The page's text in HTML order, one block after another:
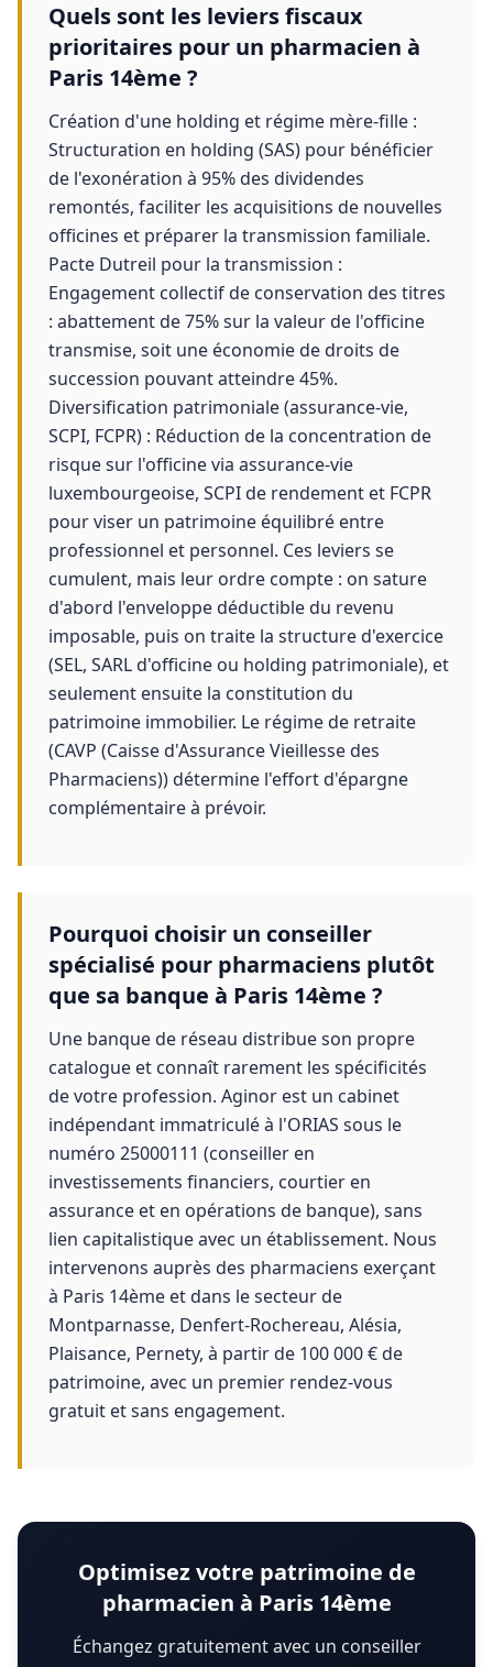
Quels sont les leviers fiscaux
prioritaires pour un pharmacien à
Paris 14ème ?
Création d'une holding et régime mère-fille :
Structuration en holding (SAS) pour bénéficier
de l'exonération à 95% des dividendes
remontés, faciliter les acquisitions de nouvelles
officines et préparer la transmission familiale.
Pacte Dutreil pour la transmission :
Engagement collectif de conservation des titres
: abattement de 75% sur la valeur de l'officine
transmise, soit une économie de droits de
succession pouvant atteindre 45%.
Diversification patrimoniale (assurance-vie,
SCPI, FCPR) : Réduction de la concentration de
risque sur l'officine via assurance-vie
luxembourgeoise, SCPI de rendement et FCPR
pour viser un patrimoine équilibré entre
professionnel et personnel. Ces leviers se
cumulent, mais leur ordre compte : on sature
d'abord l'enveloppe déductible du revenu
imposable, puis on traite la structure d'exercice
(SEL, SARL d'officine ou holding patrimoniale), et
seulement ensuite la constitution du
patrimoine immobilier. Le régime de retraite
(CAVP (Caisse d'Assurance Vieillesse des
Pharmaciens)) détermine l'effort d'épargne
complémentaire à prévoir.
Pourquoi choisir un conseiller
spécialisé pour pharmaciens plutôt
que sa banque à Paris 14ème ?
Une banque de réseau distribue son propre
catalogue et connaît rarement les spécificités
de votre profession. Aginor est un cabinet
indépendant immatriculé à l'ORIAS sous le
numéro 25000111 (conseiller en
investissements financiers, courtier en
assurance et en opérations de banque), sans
lien capitalistique avec un établissement. Nous
intervenons auprès des pharmaciens exerçant
à Paris 14ème et dans le secteur de
Montparnasse, Denfert-Rochereau, Alésia,
Plaisance, Pernety, à partir de 100 000 € de
patrimoine, avec un premier rendez-vous
gratuit et sans engagement.
Optimisez votre patrimoine de
pharmacien à Paris 14ème
Échangez gratuitement avec un conseiller